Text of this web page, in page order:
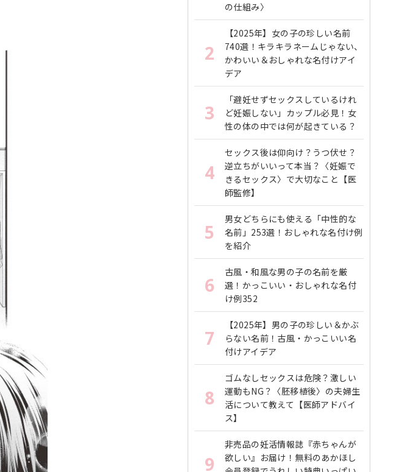
の仕組み〉
2
【2025年】女の子の珍しい名前
740選！キラキラネームじゃない、
かわいい＆おしゃれな名付けアイ
デア
3
「避妊せずセックスしているけれ
ど妊娠しない」カップル必見！女
性の体の中では何が起きている？
4
セックス後は仰向け？うつ伏せ？
逆立ちがいいって本当？〈妊娠で
きるセックス〉で大切なこと【医
師監修】
5
男女どちらにも使える「中性的な
名前」253選！おしゃれな名付け例
を紹介
6
古風・和風な男の子の名前を厳
選！かっこいい・おしゃれな名付
け例352
7
【2025年】男の子の珍しい＆かぶ
らない名前！古風・かっこいい名
付けアイデア
8
ゴムなしセックスは危険？激しい
運動もNG？〈胚移植後〉の夫婦生
活について教えて【医師アドバイ
ス】
9
非売品の妊活情報誌『赤ちゃんが
欲しい』お届け！無料のあかほし